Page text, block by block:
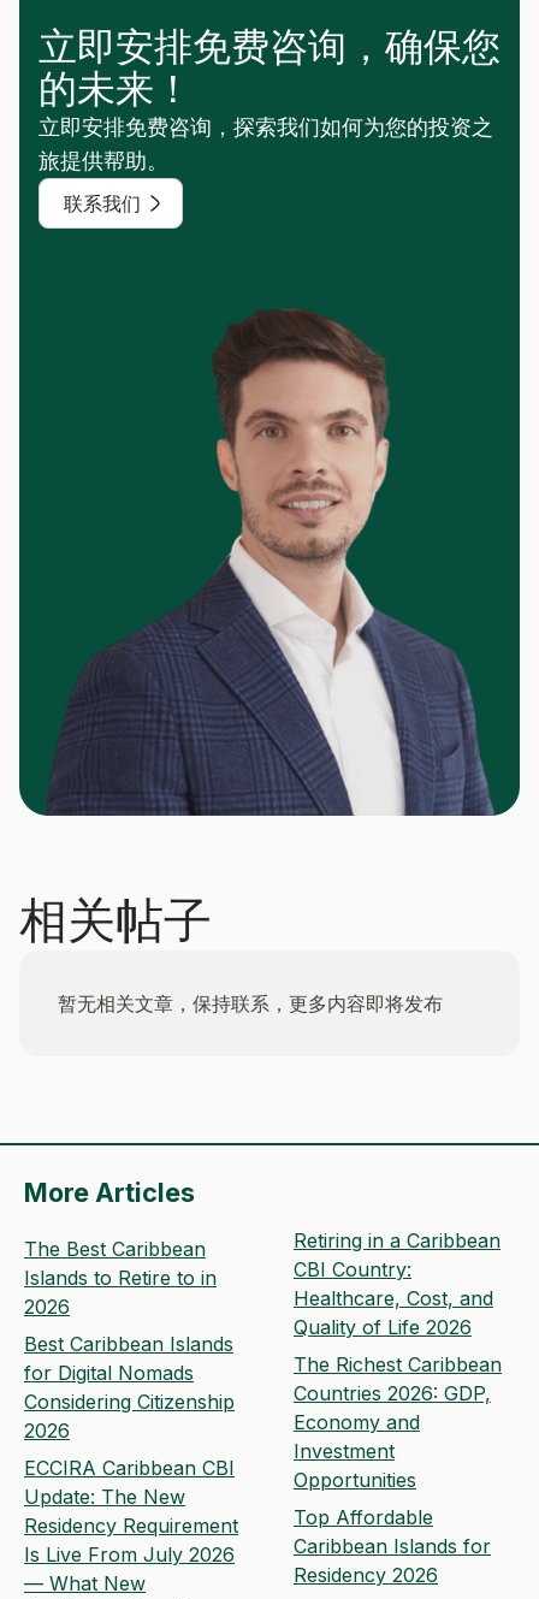
立即安排免费咨询，确保您
的未来！
立即安排免费咨询，探索我们如何为您的投资之
旅提供帮助。
联系我们
相关帖子
暂无相关文章，保持联系，更多内容即将发布
More Articles
The Best Caribbean
Islands to Retire to in
2026
Best Caribbean Islands
for Digital Nomads
Considering Citizenship
2026
ECCIRA Caribbean CBI
Update: The New
Residency Requirement
Is Live From July 2026
— What New
Retiring in a Caribbean
CBI Country:
Healthcare, Cost, and
Quality of Life 2026
The Richest Caribbean
Countries 2026: GDP,
Economy and
Investment
Opportunities
Top Affordable
Caribbean Islands for
Residency 2026